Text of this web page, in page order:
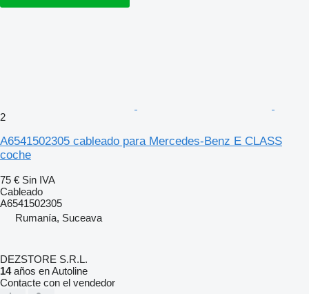
2
A6541502305 cableado para Mercedes-Benz E CLASS
coche
75 € Sin IVA
Cableado
A6541502305
Rumanía, Suceava
DEZSTORE S.R.L.
14años en Autoline
Contacte con el vendedor